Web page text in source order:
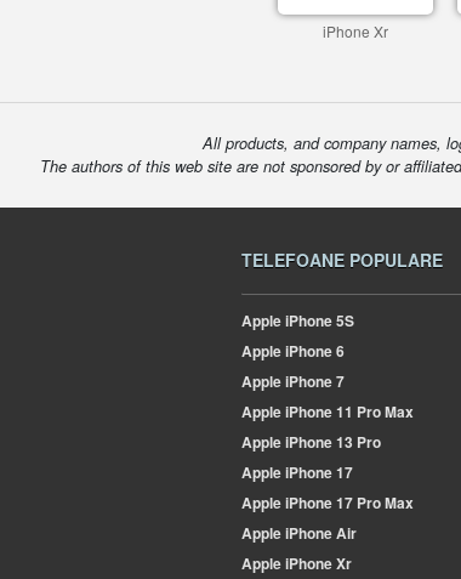
iPhone Xr
All products, and company names,
The authors of this web site are not sponsored by or
TELEFOANE POPULARE
AppleiPhone 5S
AppleiPhone 6
AppleiPhone 7
AppleiPhone 11 Pro Max
AppleiPhone 13 Pro
AppleiPhone 17
AppleiPhone 17 Pro Max
AppleiPhone Air
AppleiPhone Xr